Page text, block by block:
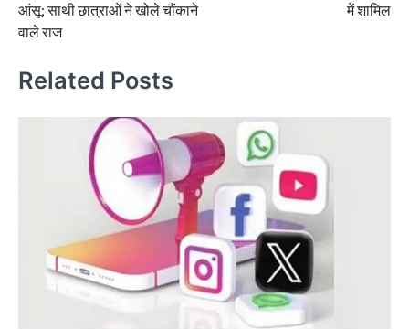
आंसू; साथी छात्राओं ने खोले चौंकाने
वाले राज
में शामिल
Related Posts